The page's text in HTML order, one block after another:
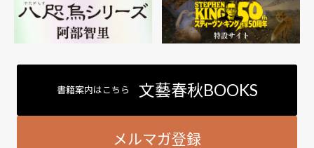
書籍案内はこちら 文藝春秋BOOKS
メルマガ登録